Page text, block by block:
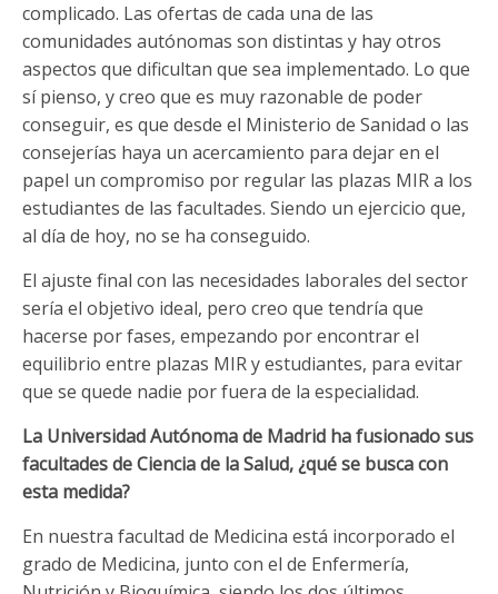
complicado. Las ofertas de cada una de las
comunidades autónomas son distintas y hay otros
aspectos que dificultan que sea implementado. Lo que
sí pienso, y creo que es muy razonable de poder
conseguir, es que desde el Ministerio de Sanidad o las
consejerías haya un acercamiento para dejar en el
papel un compromiso por regular las plazas MIR a los
estudiantes de las facultades. Siendo un ejercicio que,
al día de hoy, no se ha conseguido.
El ajuste final con las necesidades laborales del sector
sería el objetivo ideal, pero creo que tendría que
hacerse por fases, empezando por encontrar el
equilibrio entre plazas MIR y estudiantes, para evitar
que se quede nadie por fuera de la especialidad.
La Universidad Autónoma de Madrid ha fusionado sus
facultades de Ciencia de la Salud, ¿qué se busca con
esta medida?
En nuestra facultad de Medicina está incorporado el
grado de Medicina, junto con el de Enfermería,